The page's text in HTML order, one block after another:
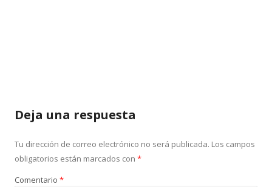
Deja una respuesta
Tu dirección de correo electrónico no será publicada. Los campos
obligatorios están marcados con *
Comentario *